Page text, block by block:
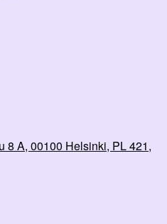
8 A, 00100 Helsinki, PL 421,